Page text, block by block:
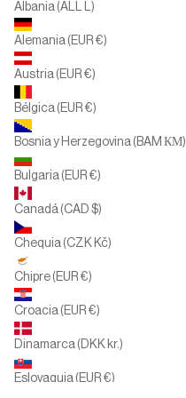
Multimarca
Familias Numerosas
Canal del informante
Albania (ALL L)
Alemania (EUR €)
Austria (EUR €)
Bélgica (EUR €)
Bosnia y Herzegovina (BAM КМ)
Bulgaria (EUR €)
Canadá (CAD $)
Chequia (CZK Kč)
Chipre (EUR €)
Croacia (EUR €)
Dinamarca (DKK kr.)
Eslovaquia (EUR €)